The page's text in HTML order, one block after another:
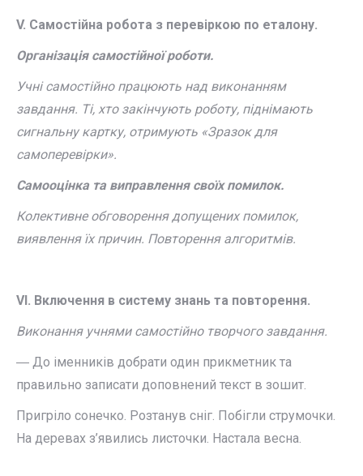
V. Самостійна робота з перевіркою по еталону.
Організація самостійної роботи.
Учні самостійно працюють над виконанням
завдання. Ті, хто закінчують роботу, піднімають
сигнальну картку, отримують «Зразок для
самоперевірки».
Самооцінка та виправлення своїх помилок.
Колективне обговорення допущених помилок,
виявлення їх причин. Повторення алгоритмів.
VІ. Включення в систему знань та повторення.
Виконання учнями самостійно творчого завдання.
― До іменників добрати один прикметник та
правильно записати доповнений текст в зошит.
Пригріло сонечко. Розтанув сніг. Побігли струмочки.
На деревах з’явились листочки. Настала весна.